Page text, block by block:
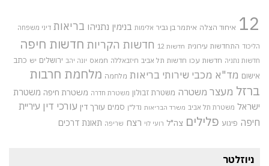
12 איחוד הצלה איתמר בן גביר אלימות בנימין נתניהו בריאות דיני משפחה
הליכוד התחדשות עירונית חדשות 12 חדשות הקריות חדשות חיפה
חדשות נתניה חדשות עכו חדשות תל אביב חיזבאללה חמאס יונה יהב ירושלים יש כתב
אישום מד"א מכבי שירותי בריאות מלחמה מלחמת חרבות
ברזל מעצר משטרה משטרת זבולון משטרת חדרה משטרת חיפה משטרת
ישראל משטרת תל אביב משרד הבריאות נדל"ן סמים עורך דין עורכי דין עיריית
חיפה פיגוע פלילים צה"ל רועי לוי רצח שריפה תאונת דרכים
ניוזלטר